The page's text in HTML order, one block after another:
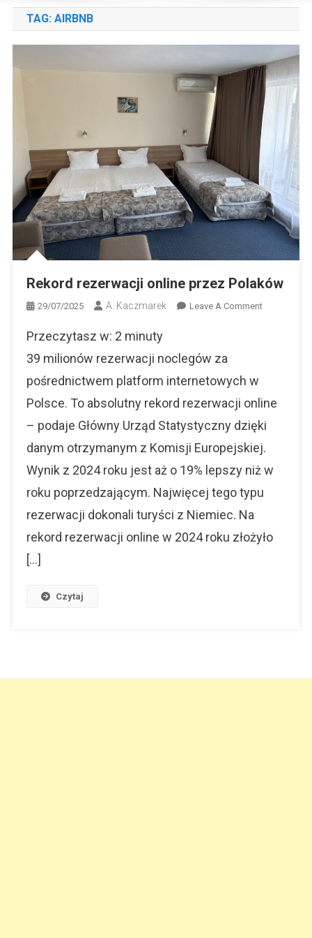
TAG: AIRBNB
Rekord rezerwacji online przez Polaków
29/07/2025 A. Kaczmarek Leave A CommentOn
Przeczytasz w: 2 minuty
39 milionów rezerwacji noclegów za
pośrednictwem platform internetowych w
Polsce. To absolutny rekord rezerwacji online
– podaje Główny Urząd Statystyczny dzięki
danym otrzymanym z Komisji Europejskiej.
Wynik z 2024 roku jest aż o 19% lepszy niż w
roku poprzedzającym. Najwięcej tego typu
rezerwacji dokonali turyści z Niemiec. Na
rekord rezerwacji online w 2024 roku złożyło
[…]
Czytaj